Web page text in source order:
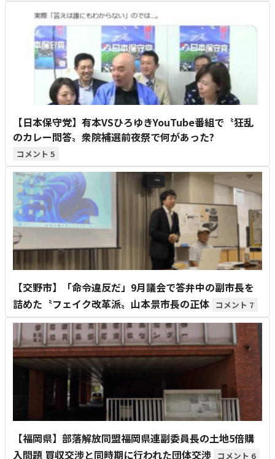
【日本保守党】有本VSひろゆきYouTube番組で〝狂乱
のカレー問答〟衆院補選前夜祭で何があった?
5
【交野市】「命令違反だ」9月議会で答弁中の副市長を
詰めた〝フェイク改革派〟山本景市長の正体
7
【福岡県】部落解放同盟福岡県連副委員長の土地5倍購
入問題 買収交渉と同時期に行われた団体交渉
6